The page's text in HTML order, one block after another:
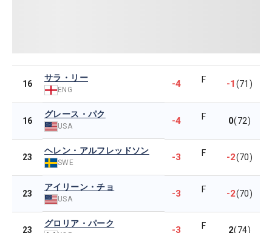
16
サラ・リー
ENG
-4 F -1(71)
16
グレース・パク
USA -4 F 0(72)
23
ヘレン・アルフレッドソン
SWE -3 F -2(70)
23
アイリーン・チョ
USA -3 F -2(70)
23
グロリア・パーク
-3 F 2(74)